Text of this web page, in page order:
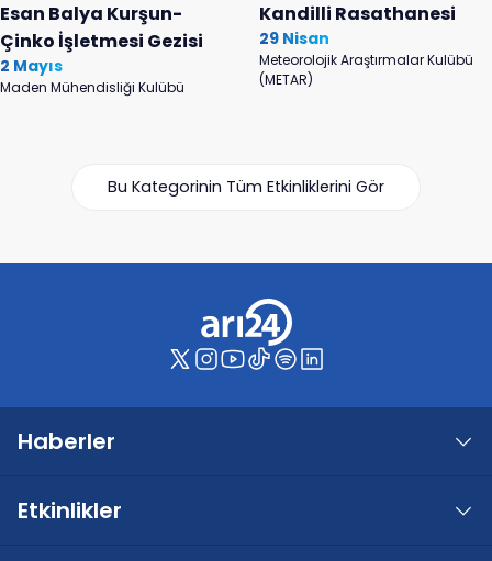
Esan Balya Kurşun-
Çinko İşletmesi Gezisi
2 Mayıs
Maden Mühendisliği Kulübü
Kandilli Rasathanesi
29 Nisan
Meteorolojik Araştırmalar Kulübü
(METAR)
Bu Kategorinin Tüm Etkinliklerini Gör
Haberler
Etkinlikler